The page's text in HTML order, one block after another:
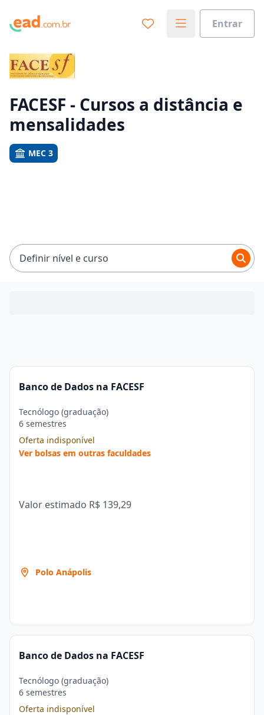
Entrar
Vamos te guiar no caminho ideal para seus estudos
FACESF - Cursos a distância e
mensalidades
MEC 3
Definir nível e curso
Banco de Dados na FACESF
Tecnólogo (graduação)
6 semestres
Oferta indisponível
Ver bolsas em outras faculdades
Valor estimado R$ 139,29
Polo Anápolis
Banco de Dados na FACESF
Tecnólogo (graduação)
6 semestres
Oferta indisponível